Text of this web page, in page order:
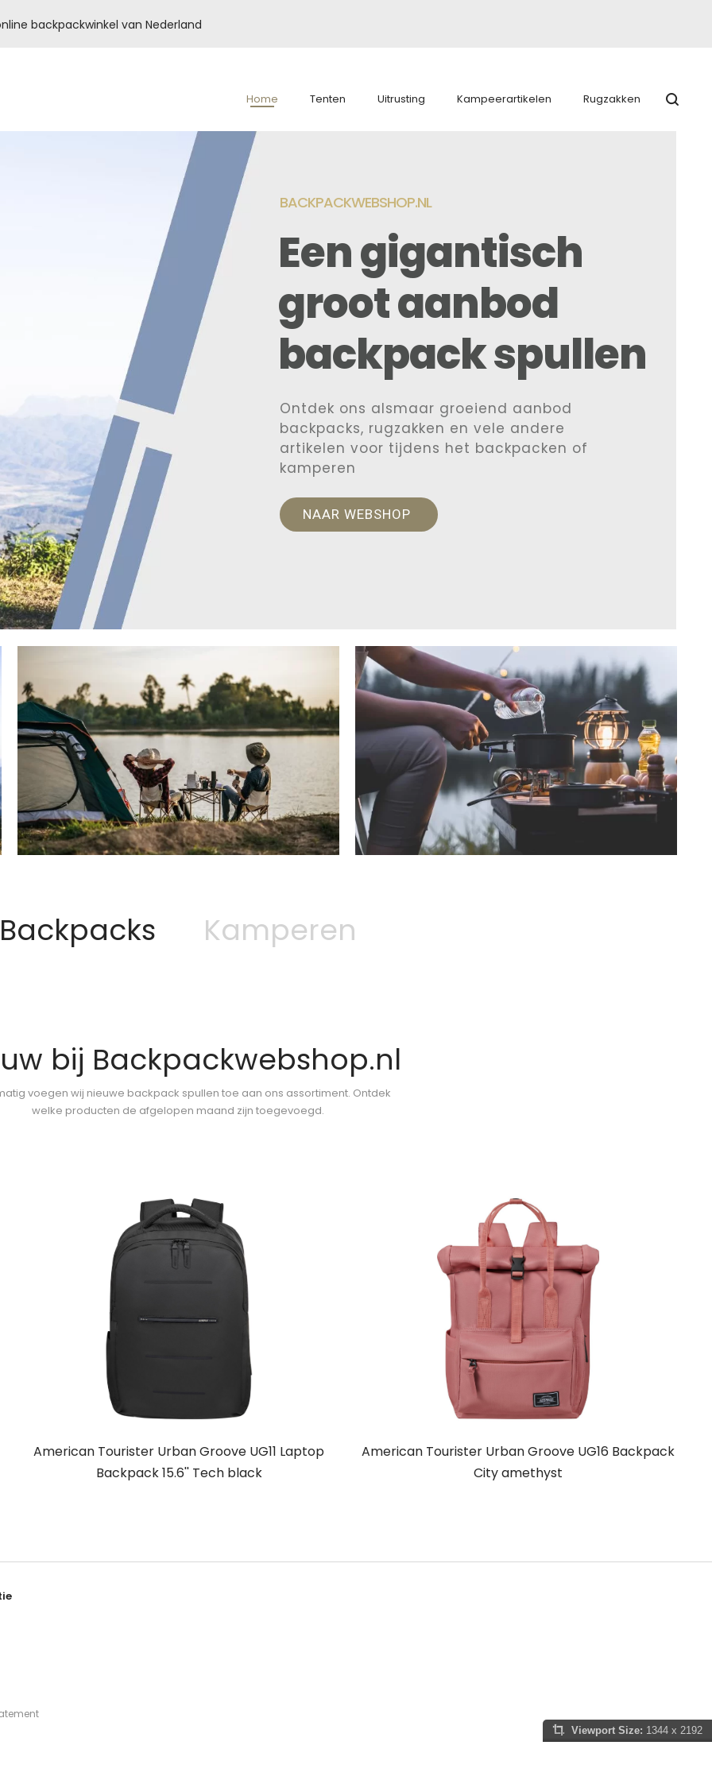
backpackwinkel van Nederland
Home Tenten Uitrusting Kampeerartikelen Rugzakken
BACKPACKWEBSHOP.NL
Een gigantisch
groot aanbod
backpack spullen
Ontdek ons alsmaar groeiend aanbod
backpacks, rugzakken en vele andere
artikelen voor tijdens het backpacken of
kamperen
NAAR WEBSHOP
Backpacks Kamperen
bij Backpackwebshop.nl
voegen wij nieuwe backpack spullen toe aan ons assortiment. Ontdek
welke producten de afgelopen maand zijn toegevoegd.
American Tourister Urban Groove UG11 Laptop
Backpack 15.6'' Tech black
American Tourister Urban Groove UG16 Backpack
City amethyst
Viewport Size: 1344 x 2192